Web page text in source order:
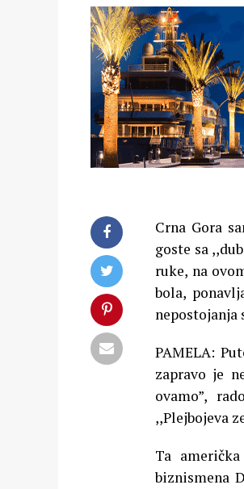
Crna Gora
goste sa
ruke, na
bola,
nepostojanja
PAMELA:
zapravo je
ovamo”,
,,Plejbojeva
Ta
biznismena